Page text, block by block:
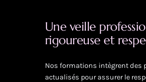
Une veille
rigoureuse et
Nos formations intègrent des
actualisés pour assurer le